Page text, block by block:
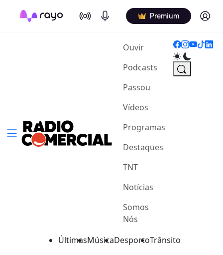
On Air Podcasts Premium Log in
Ouvir(current)
Podcasts
Passou
Vídeos
Programas
Destaques
TNT
Notícias
Somos
Nós
ÚltimasMúsicaDesportoTrânsito